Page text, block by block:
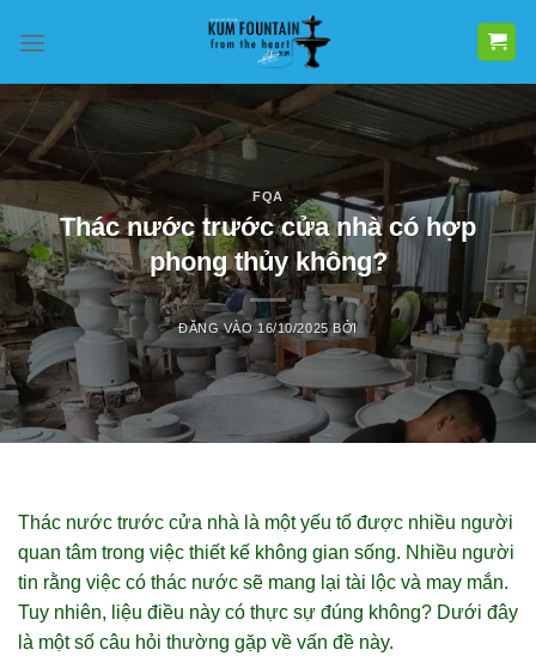
qua
dung
FQA
Thác nước trước cửa nhà có hợp
phong thủy không?
ĐĂNG VÀO16/10/2025 BỞI
Thác nước trước cửa nhà là một yếu tố được nhiều người
quan tâm trong việc thiết kế không gian sống. Nhiều người
tin rằng việc có thác nước sẽ mang lại tài lộc và may mắn.
Tuy nhiên, liệu điều này có thực sự đúng không? Dưới đây
là một số câu hỏi thường gặp về vấn đề này.